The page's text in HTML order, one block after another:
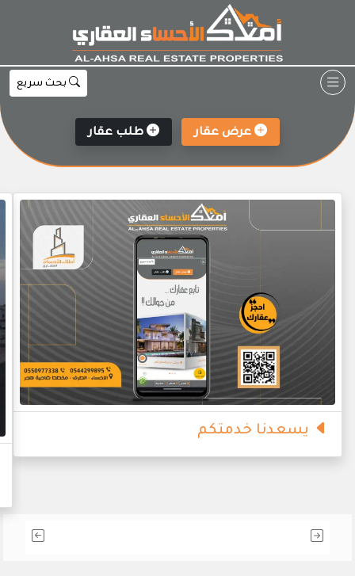
بحث سريع
عرض عقار طلب عقار
يسعدنا خدمتكم